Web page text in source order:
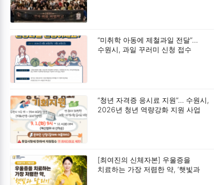
“미취학 아동에 제철과일 전달”…
수원시, 과일 꾸러미 신청 접수
“청년 자격증 응시료 지원”… 수원시,
2026년 청년 역량강화 지원 사업
[최여진의 신체자본] 우울증을
치료하는 가장 저렴한 약, ‘햇빛과